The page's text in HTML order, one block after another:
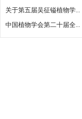
关于第五届吴征镒植物学...
中国植物学会第二十届全...